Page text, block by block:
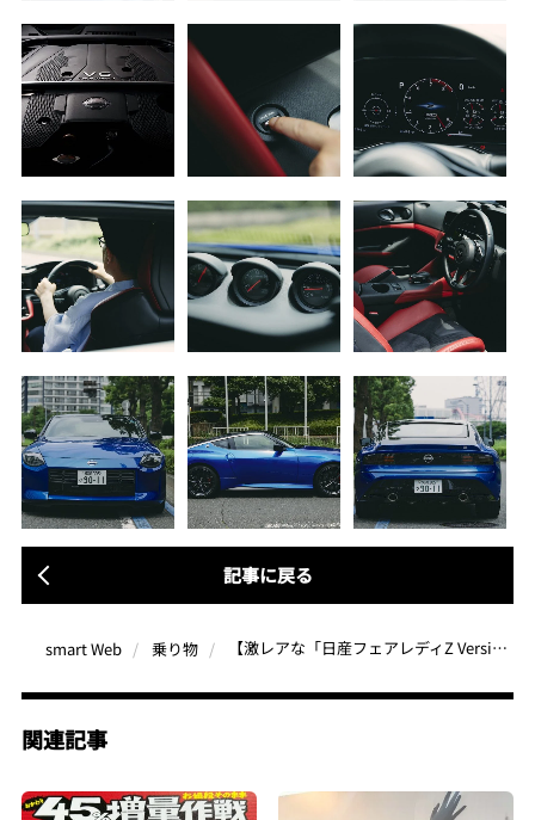
記事に戻る
smart Web 乗り物 【激レアな「日産フェアレディZ Version ST」試乗レポート】注文一時停止中の一台！ モダンテクノロジー×レトロデザインの見事な融合に感動しまくり
関連記事